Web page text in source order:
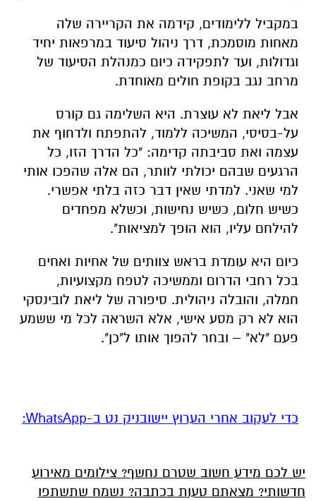
במקביל ללימודים, קידמה את הקריירה שלה
מאחות מוסמכת, דרך ניהול סיעוד במרפאות יחיד
וגדולות, ועד לתפקידה כיום כמנהלת הסיעוד של
מרחב נגב בקופת חולים מאוחדת.
אבל ליאת לא עוצרת. היא השלימה גם קורס
על-בסיסי, המשיכה ללמוד, להתפתח ולדחוף את
עצמה ואת סביבתה קדימה: "כל הדרך הזו, כל
הרגעים שבהם יכולתי לוותר, הם אלה שהפכו אותי
למי שאני. למדתי שאין דבר כזה בלתי אפשרי.
כשיש חלום, כשיש נחישות, וכשלא מפחדים
להילחם עליו, הוא הופך למציאות".
כיום היא עומדת בראש צוותים של אחיות ואחים
בכל רחבי הדרום וממשיכה לטפח מקצועיות,
חמלה, והובלה ניהולית. סיפורה של ליאת לובינסקי
הוא לא רק מסע אישי, אלא השראה לכל מי ששמע
פעם "לא" – ובחר להפוך אותו ל"כן".
‏כדי לעקוב אחרי הערוץ יישובניק נט ב-WhatsApp:‏‏‏
יש לכם מידע חשוב שטרם נחשף? צילומים מאירוע
חדשותי? מצאתם טעות בכתבה? נשמח שתשתפו